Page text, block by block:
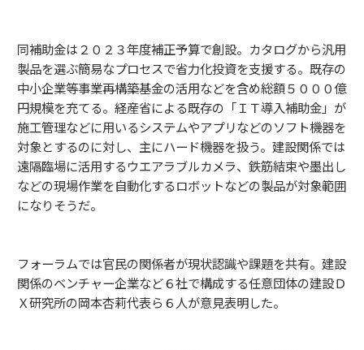
同補助金は２０２３年度補正予算で創設。カタログから汎用
製品を選ぶ簡易なプロセスで省力化投資を支援する。既存の
中小企業等事業再構築基金の活用などを含め総額５０００億
円規模を充てる。経産省による既存の「ＩＴ導入補助金」が
施工管理などに用いるシステムやアプリなどのソフト機器を
対象とするのに対し、主にハード機器を扱う。建設関係では
遠隔臨場に活用するウエアラブルカメラ、鉄筋結束や墨出し
などの現場作業を自動化するロボットなどの製品が対象範囲
になりそうだ。
フォーラムでは官民の関係者が現状認識や課題を共有。建設
関係のベンチャー企業など６社で構成する任意団体の建設Ｄ
Ｘ研究所の岡本杏莉代表ら６人が意見表明した。